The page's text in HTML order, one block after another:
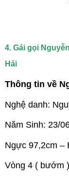
4. Gái gọi
Hải
Thông tin về
Nghệ danh:
Năm Sinh: 23/
Ngực 97,2cm –
Vòng 4 ( bướm